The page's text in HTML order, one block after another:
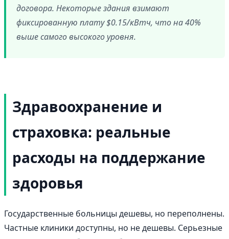
договора. Некоторые здания взимают
фиксированную плату $0.15/кВтч, что на 40%
выше самого высокого уровня.
Здравоохранение и
страховка: реальные
расходы на поддержание
здоровья
Государственные больницы дешевы, но переполнены.
Частные клиники доступны, но не дешевы. Серьезные